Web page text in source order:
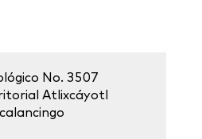
No. 3507
Atlixcáyotl